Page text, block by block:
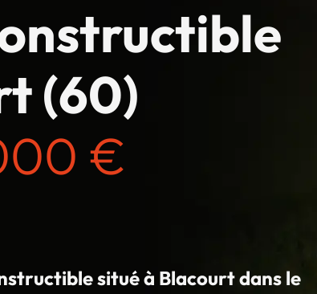
(60)
€
situé à Blacourt dans le